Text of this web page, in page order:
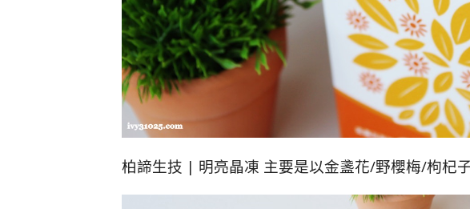
柏諦生技 | 明亮晶凍 主要是以金盞花/野櫻梅/枸杞